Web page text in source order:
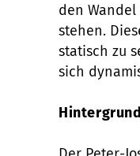
den Wandel
stehen.
statisch zu
sich